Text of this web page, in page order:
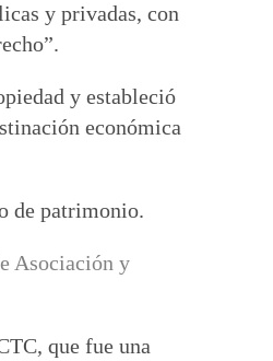
y privadas, con
y estableció
económica
de patrimonio.
Asociación y
que fue una